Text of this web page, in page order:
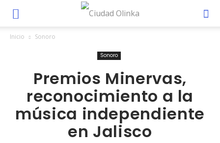
Inicio Sonoro
Sonoro
Premios Minervas,
reconocimiento a la
música independiente
en Jalisco